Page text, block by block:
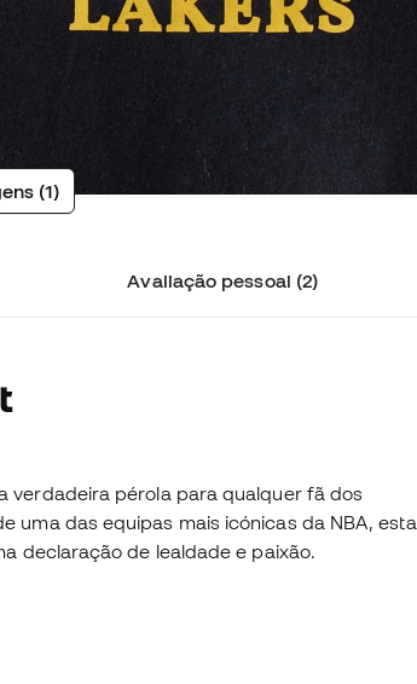
(1)
Avaliação pessoal (2)
verdadeira pérola para qualquer fã dos
uma das equipas mais icónicas da NBA, esta
declaração de lealdade e paixão.